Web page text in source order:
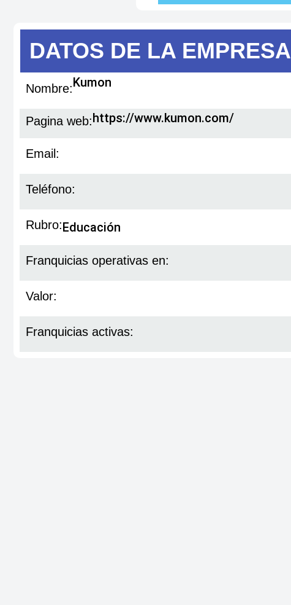
DATOS DE LA EMPRESA
Nombre:Kumon
Pagina web:https://www.kumon.com/
Email:
Teléfono:
Rubro:Educación
Franquicias operativas en:
Valor:
Franquicias activas: